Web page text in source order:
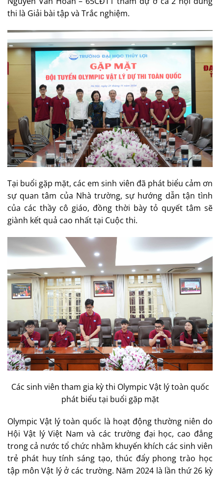
thi là Giải bài tập và Trắc nghiệm.
Tại buổi gặp mặt, các em sinh viên đã phát biểu cảm ơn
sự quan tâm của Nhà trường, sự hướng dẫn tận tình
của các thầy cô giáo, đồng thời bày tỏ quyết tâm sẽ
giành kết quả cao nhất tại Cuộc thi.
Các sinh viên tham gia kỳ thi Olympic Vật lý toàn quốc
phát biểu tại buổi gặp mặt
Olympic Vật lý toàn quốc là hoạt động thường niên do
Hội Vật lý Việt Nam và các trường đại học, cao đẳng
trong cả nước tổ chức nhằm khuyến khích các sinh viên
trẻ phát huy tính sáng tạo, thúc đẩy phong trào học
tập môn Vật lý ở các trường. Năm 2024 là lần thứ 26 kỳ